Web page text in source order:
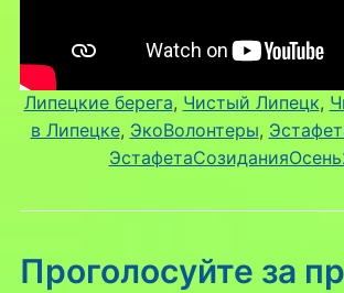
Липецкие берега, Чистый Липецк,
в Липецке, ЭкоВолонтеры,
Проголосуйте за